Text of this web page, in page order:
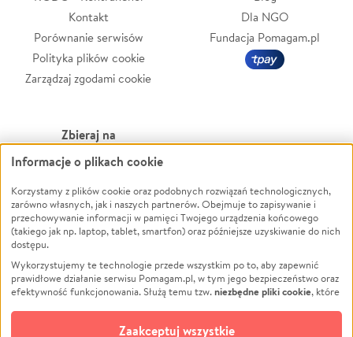
Kontakt
Porównanie serwisów
Polityka plików cookie
Zarządzaj zgodami cookie
Dla NGO
Fundacja Pomagam.pl
Zbieraj na
Leczenie
Zwierzęta
Pożar
Ukraina
Pomoc Finansowa
Projekty
Pogrzeb
Powódź
Wichura
NGO
Edukacja
Podróż
Impreza
Informacje o plikach cookie
Korzystamy z plików cookie oraz podobnych rozwiązań technologicznych,
zarówno własnych, jak i naszych partnerów. Obejmuje to zapisywanie i
przechowywanie informacji w pamięci Twojego urządzenia końcowego
(takiego jak np. laptop, tablet, smartfon) oraz późniejsze uzyskiwanie do nich
dostępu.
Wykorzystujemy te technologie przede wszystkim po to, aby zapewnić
prawidłowe działanie serwisu Pomagam.pl, w tym jego bezpieczeństwo oraz
efektywność funkcjonowania. Służą temu tzw.niezbędne pliki cookie, które
opcjonalnych plików cookie
Zaakceptuj wszystkie